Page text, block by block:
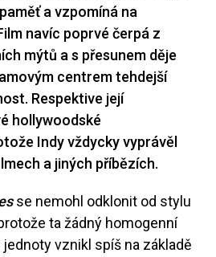
a vzpomíná na
navíc poprvé čerpá z
mýtů a s přesunem děje
centrem tehdejší
Respektive její
hollywoodské
Indy vždycky vyprávěl
a jiných příbězích.
se nemohl odklonit od stylu
ta žádný homogenní
vznikl spíš na základě